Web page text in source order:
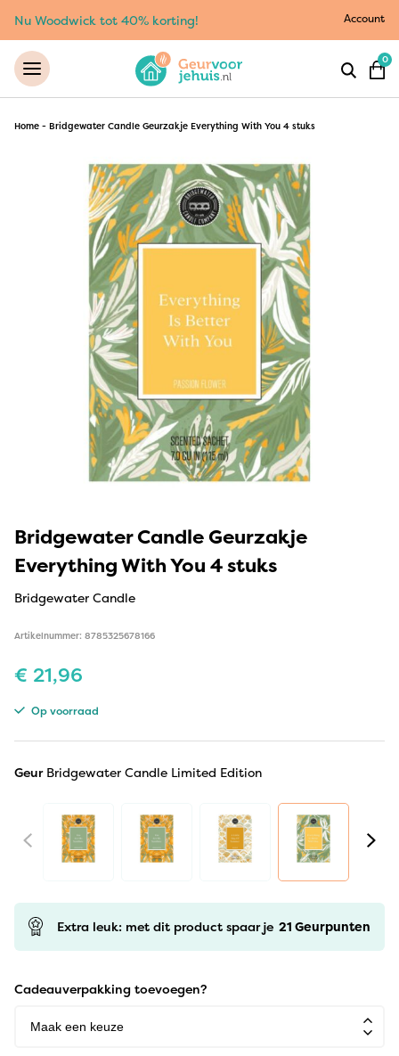
Nu Woodwick tot 40% korting! Account
0
Home - Bridgewater Candle Geurzakje Everything With You 4 stuks
Bridgewater Candle Geurzakje
Everything With You 4 stuks
Bridgewater Candle
Artikelnummer: 8785325678166
€ 21,96
Op voorraad
Geur Bridgewater Candle Limited Edition
Extra leuk: met dit product spaar je 21 Geurpunten
Cadeauverpakking toevoegen?